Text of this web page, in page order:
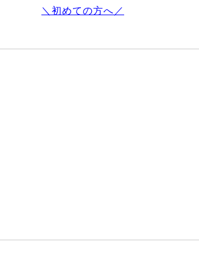
＼初めての方へ／